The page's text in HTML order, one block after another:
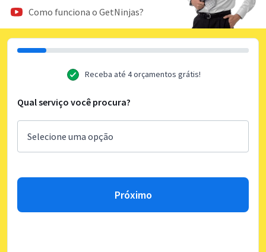
Como funciona o GetNinjas?
Receba até 4 orçamentos grátis!
Qual serviço você procura?
Próximo